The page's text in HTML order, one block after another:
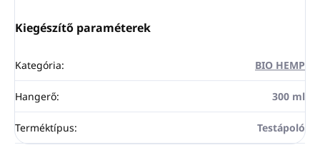
Kiegészítő paraméterek
Kategória: BIO HEMP
Hangerő: 300 ml
Terméktípus: Testápoló